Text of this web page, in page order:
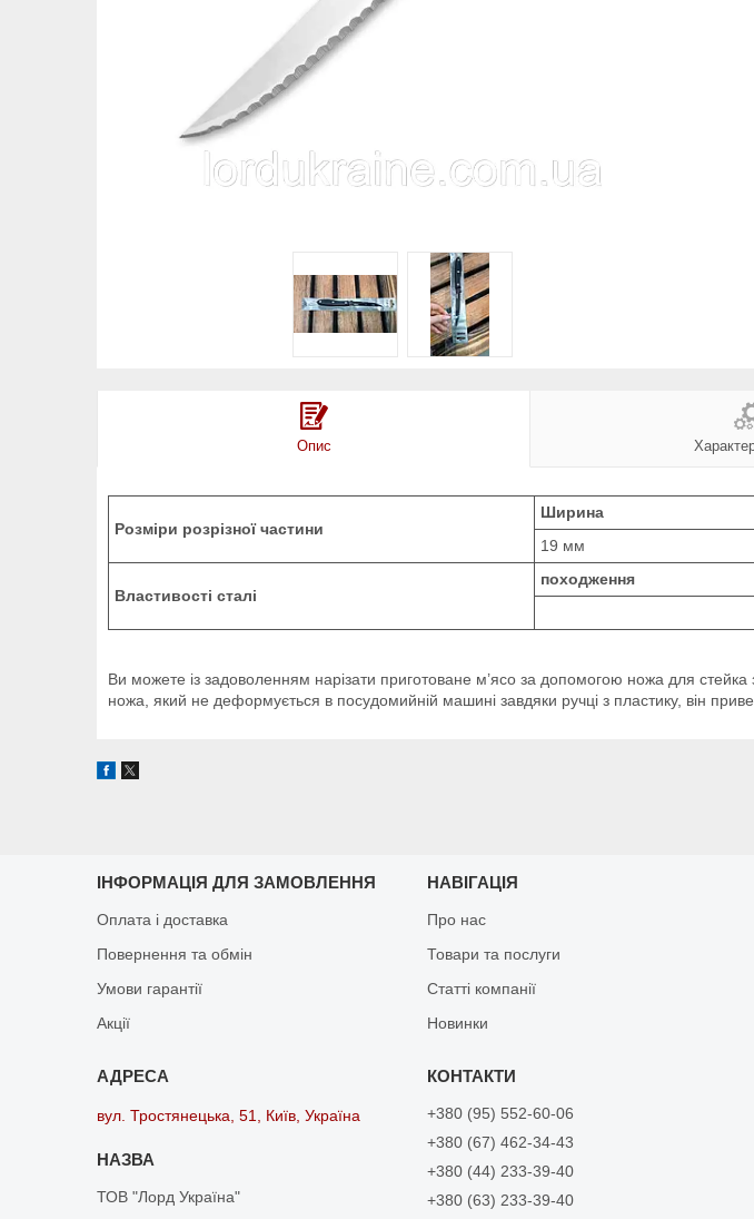
Опис
Розміри розрізної частини
Ширина
19 мм
Властивості сталі
походження
Ви можете із задоволенням нарізати приготоване м’ясо за допомогою ножа для
ножа, який не деформується в посудомийній машині завдяки ручці з пластику, він
ІНФОРМАЦІЯ ДЛЯ ЗАМОВЛЕННЯ
Оплата і доставка
Повернення та обмін
Умови гарантії
Акції
НАВІГАЦІЯ
Про нас
Товари та послуги
Статті компанії
Новинки
вул. Тростянецька, 51, Київ, Україна
ТОВ "Лорд Україна"
+380 (95) 552-60-06
+380 (67) 462-34-43
+380 (44) 233-39-40
+380 (63) 233-39-40